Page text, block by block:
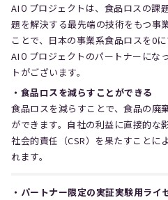
AI０プロジェクトは、食品ロスの課
題を解決する最先端の技術をもつ事
ことで、日本の事業系食品ロスを0に
AI０プロジェクトのパートナーにな
トがございます。
・食品ロスを減らすことができる
食品ロスを減らすことで、食品の廃
ができます。自社の利益に直接的な
社会的責任（CSR）を果たすことに
れます。
・パートナー限定の実証実験用ライ